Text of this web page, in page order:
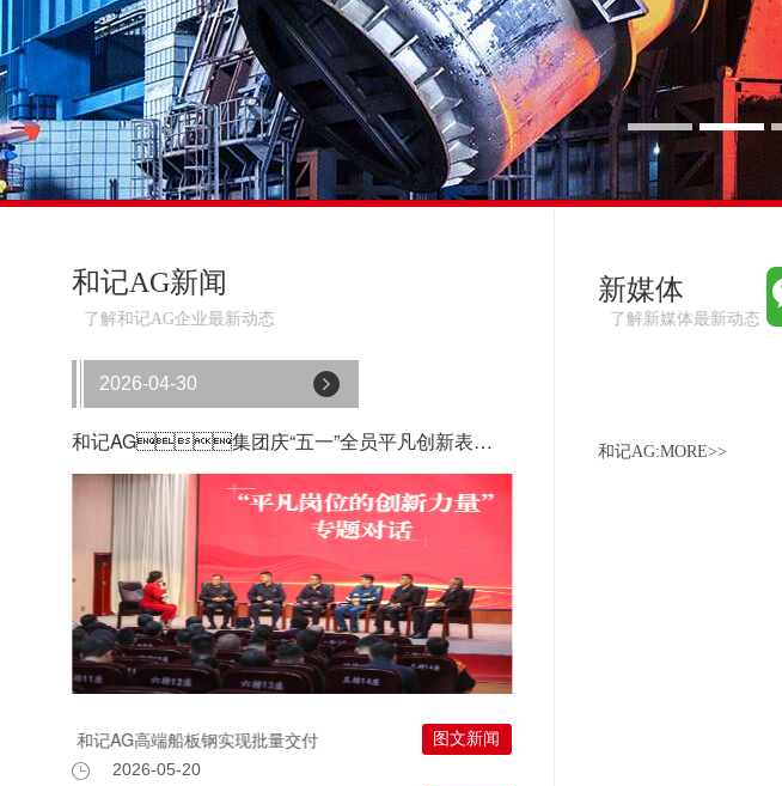
和记AG新闻
了解和记AG企业最新动态
2026-04-30
和记AG集团庆“五一”全员平凡创新表彰会暨劳动竞赛现场推进会召开
和记AG高端船板钢实现批量交付 图文新闻
2026-05-20
新媒体
了解新媒体最新动态
和记AG:MORE>>